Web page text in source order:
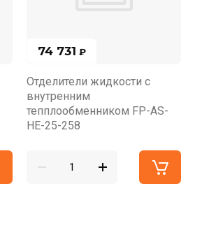
74 731 ₽
Отделители жидкости с
внутренним
тепплообменником FP-AS-
HE-25-258